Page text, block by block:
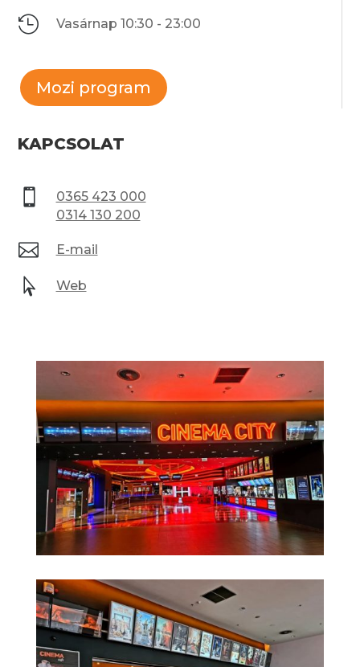
 Vasárnap 10:30 - 23:00
Mozi program
KAPCSOLAT

0365 423 000
0314 130 200
 E-mail
 Web